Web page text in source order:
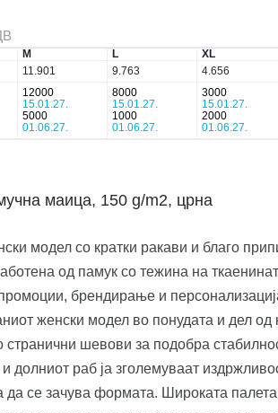
M L XL
11.901 9.763 4.656
12000
15.01.27.
5000
01.06.27.
8000
15.01.27.
1000
01.06.27.
3000
15.01.27.
2000
01.06.27.
маица, 150 g/m2, црна
модел со кратки ракави и благо
од памук со тежина на
брендирање и
женски модел во понудата и дел од
шевови за подобра
долниот раб ја зголемуваат
да се зачува формата. Широката